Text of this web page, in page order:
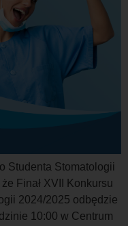
Studenta Stomatologii
Finał XVII Konkursu
2024/2025 odbędzie
10:00 w Centrum